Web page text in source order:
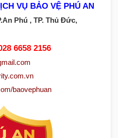
VỤ BẢO VỆ PHÚ AN
Phú , TP. Thủ Đức,
6658 2156
baovephuan